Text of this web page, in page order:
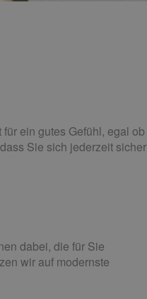
ein gutes Gefühl, egal ob
Sie sich jederzeit sicher
dabei, die für Sie
wir auf modernste